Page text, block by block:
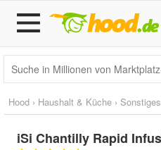
Hood › Haushalt & Küche › Sonstiges
iSi Chantilly Rapid